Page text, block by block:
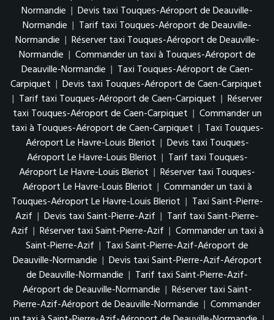
Normandie | Devis taxi Touques-Aéroport de Deauville-
Normandie | Tarif taxi Touques-Aéroport de Deauville-
Normandie | Réserver taxi Touques-Aéroport de Deauville-
Normandie | Commander un taxi à Touques-Aéroport de
Deauville-Normandie | Taxi Touques-Aéroport de Caen-
Carpiquet | Devis taxi Touques-Aéroport de Caen-Carpiquet
| Tarif taxi Touques-Aéroport de Caen-Carpiquet | Réserver
taxi Touques-Aéroport de Caen-Carpiquet | Commander un
taxi à Touques-Aéroport de Caen-Carpiquet | Taxi Touques-
Aéroport Le Havre-Louis Bleriot | Devis taxi Touques-
Aéroport Le Havre-Louis Bleriot | Tarif taxi Touques-
Aéroport Le Havre-Louis Bleriot | Réserver taxi Touques-
Aéroport Le Havre-Louis Bleriot | Commander un taxi à
Touques-Aéroport Le Havre-Louis Bleriot | Taxi Saint-Pierre-
Azif | Devis taxi Saint-Pierre-Azif | Tarif taxi Saint-Pierre-
Azif | Réserver taxi Saint-Pierre-Azif | Commander un taxi à
Saint-Pierre-Azif | Taxi Saint-Pierre-Azif-Aéroport de
Deauville-Normandie | Devis taxi Saint-Pierre-Azif-Aéroport
de Deauville-Normandie | Tarif taxi Saint-Pierre-Azif-
Aéroport de Deauville-Normandie | Réserver taxi Saint-
Pierre-Azif-Aéroport de Deauville-Normandie | Commander